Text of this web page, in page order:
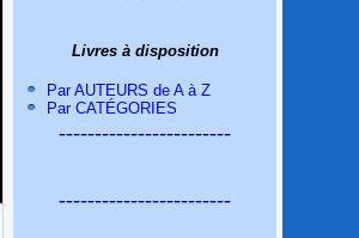
Livres à disposition
Par AUTEURS de A à Z
Par CATÉGORIES
------------------------
------------------------